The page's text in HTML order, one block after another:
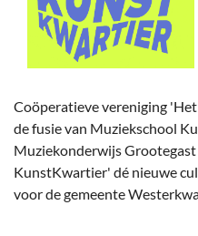
Coöperatieve vereniging
de fusie van Muziekschool
Muziekonderwijs
KunstKwartier' dé nieuwe
voor de gemeente